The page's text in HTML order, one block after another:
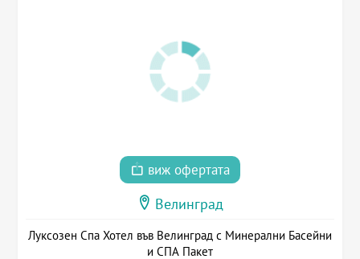
виж офертата
Велинград
Луксозен Спа Хотел във Велинград с Минерални Басейни
и СПА Пакет